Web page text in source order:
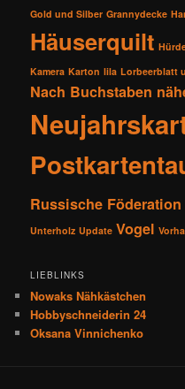
Gold und Silber Grannydecke
Häuserquilt
Kamera Karton lila Lorbeerblatt
Nach Buchstaben
Russische Föderation
Unterholz Update Vogel
LIEBLINKS
Nowaks Nähkästchen
Hobbyschneiderin 24
Oksana Vinnichenko